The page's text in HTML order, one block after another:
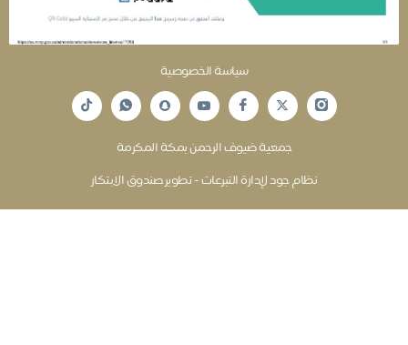
سياسة الخصوصية
جمعية ضيوف الرحمن بمكة المكرمة
نظام جود لإدارة التبرعات - تطوير صندوق الابتكار